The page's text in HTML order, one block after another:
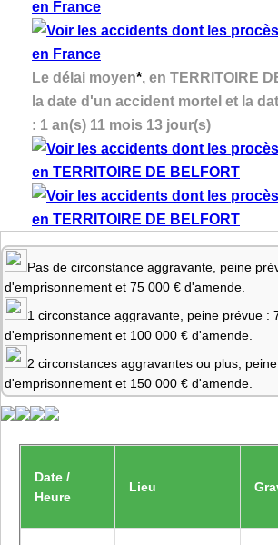
Le délai moyen*, en TERRITOIRE
la date d'un accident mortel et la
: 1 an(s) 11 mois 13 jour(s)
Pas de circonstance aggravante, peine
d'emprisonnement et 75 000 € d'amende.
1 circonstance aggravante, peine prévue :
d'emprisonnement et 100 000 € d'amende.
2 circonstances aggravantes ou plus,
d'emprisonnement et 150 000 € d'amende.
Date /
Heure
Lieu